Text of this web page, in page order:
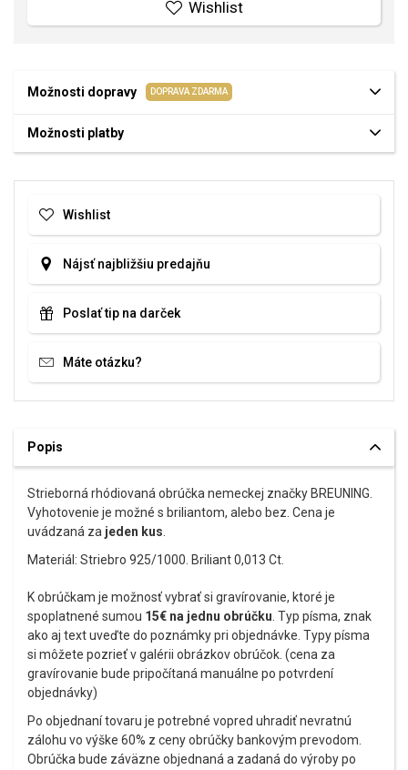
Wishlist
Možnosti dopravy DOPRAVA ZDARMA
Možnosti platby
Wishlist
Nájsť najbližšiu predajňu
Poslať tip na darček
Máte otázku?
Popis
Strieborná rhódiovaná obrúčka nemeckej značky BREUNING.
Vyhotovenie je možné s briliantom, alebo bez. Cena je
uvádzaná za jeden kus
Materiál: Striebro 925/1000. Briliant 0,013 Ct.
K obrúčkam je možnosť vybrať si gravírovanie, ktoré je
spoplatnené sumou 15€ na jednu obrúčku . Typ písma, znak
ako aj text uveďte do poznámky pri objednávke. Typy písma
si môžete pozrieť v galérii obrázkov obrúčok. (cena za
gravírovanie bude pripočítaná manuálne po potvrdení
objednávky)
Po objednaní tovaru je potrebné vopred uhradiť nevratnú
zálohu vo výške 60% z ceny obrúčky bankovým prevodom.
Obrúčka bude záväzne objednaná a zadaná do výroby po